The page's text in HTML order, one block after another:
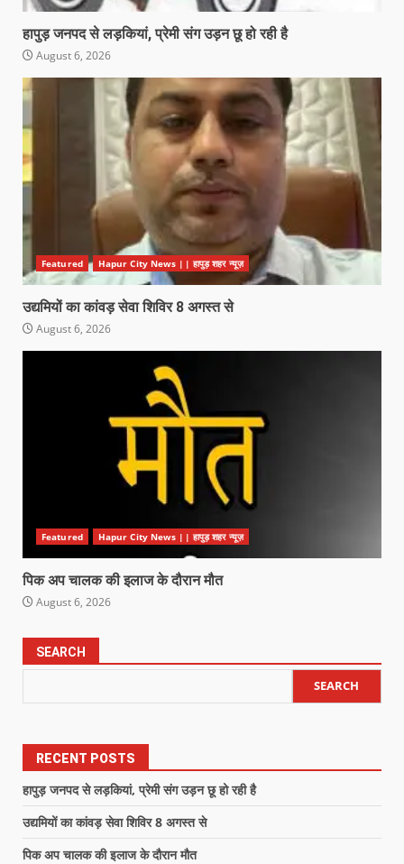
हापुड़ जनपद से लड़कियां, प्रेमी संग उड़न छू हो रही है
August 6, 2026
Featured Hapur City News || हापुड़ शहर न्यूज़
उद्यमियों का कांवड़ सेवा शिविर 8 अगस्त से
August 6, 2026
Featured Hapur City News || हापुड़ शहर न्यूज़
पिक अप चालक की इलाज के दौरान मौत
August 6, 2026
SEARCH
SEARCH
RECENT POSTS
हापुड़ जनपद से लड़कियां, प्रेमी संग उड़न छू हो रही है
उद्यमियों का कांवड़ सेवा शिविर 8 अगस्त से
पिक अप चालक की इलाज के दौरान मौत